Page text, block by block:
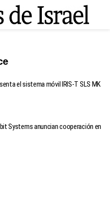
el sistema móvil IRIS-T SLS MK
Systems anuncian cooperación en